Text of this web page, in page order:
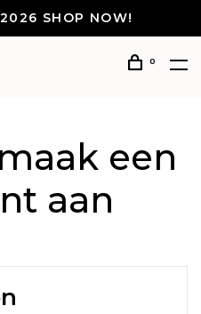
SHOP NOW!
0
een
aan